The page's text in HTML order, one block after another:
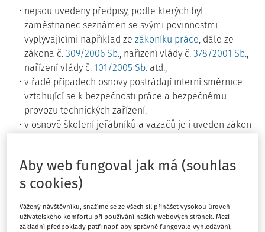
nejsou uvedeny předpisy, podle kterých byl
zaměstnanec seznámen se svými povinnostmi
vyplývajícími například ze zákoníku práce, dále ze
zákona č. 309/2006 Sb., nařízení vlády č. 378/2001 Sb.,
nařízení vlády č. 101/2005 Sb. atd.,
v řadě případech osnovy postrádají interní směrnice
vztahující se k bezpečnosti práce a bezpečnému
provozu technických zařízení,
v osnově školení jeřábníků a vazačů je i uveden zákon
uvedení v místních předpisech IBP místo OIP, ale i
nařízení vlády č.
zaměstnanci nejsou seznámeni s návody na obsluhu
konkrétního zdvihacích zařízení včetně používaných
Aby web fungoval jak má (souhlas
s cookies)
Vážený návštěvníku, snažíme se ze všech sil přinášet vysokou úroveň
uživatelského komfortu při používání našich webových stránek. Mezi
základní předpoklady patří např. aby správně fungovalo vyhledávání,